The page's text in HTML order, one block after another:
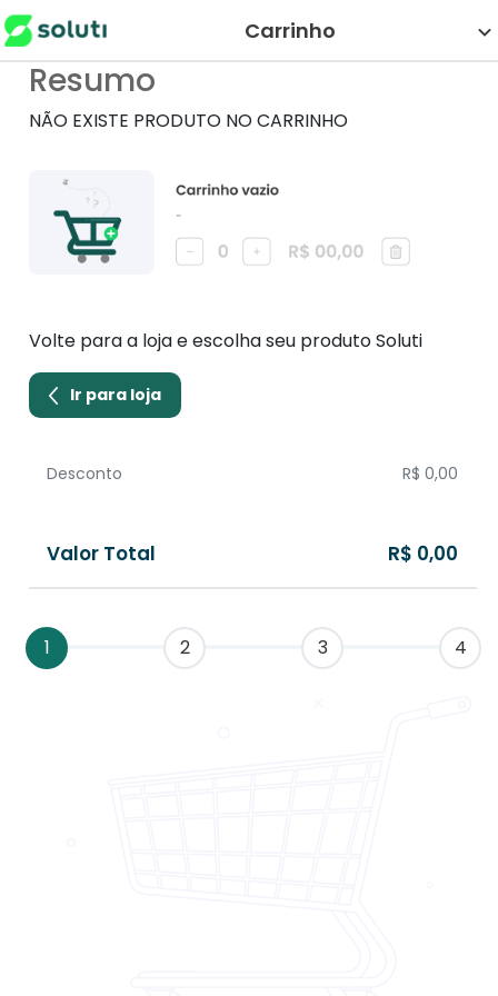
Carrinho
Resumo
NÃO EXISTE PRODUTO NO CARRINHO
Volte para a loja e escolha seu produto Soluti
Ir para loja
Desconto R$ 0,00
Valor Total R$ 0,00
1 2 3 4